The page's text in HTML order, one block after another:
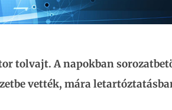
tolvajt. A napokban
vették, mára